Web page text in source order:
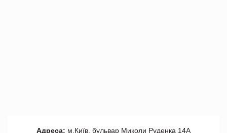
Адреса: м.Київ, бульвар Миколи Руденка 14А